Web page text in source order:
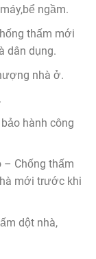
ngầm.
thấm mới
dân dụng.
nhà ở.
hành công
– Chống thấm
mới trước khi
dột nhà,